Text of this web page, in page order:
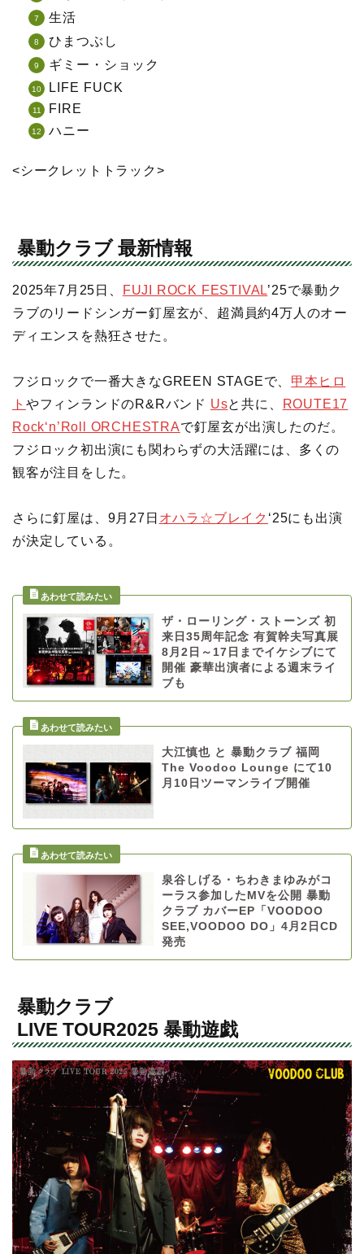
生活
ひまつぶし
ギミー・ショック
LIFE FUCK
FIRE
ハニー
<シークレットトラック>
暴動クラブ 最新情報
2025年7月25日、 FUJI ROCK FESTIVAL’25で暴動ク
ラブのリードシンガー釘屋玄が、超満員約4万人のオー
ディエンスを熱狂させた。
フジロックで一番大きなGREEN STAGEで、 甲本ヒロ
ト やフィンランドのR&Rバンド Usと共に、
ROUTE17
Rock‘n’Roll ORCHESTRAで釘屋玄が出演したのだ。
フジロック初出演にも関わらずの大活躍には、多くの
観客が注目をした。
さらに釘屋は、9月27日 オハラ☆ブレイク ‘25にも出演
が決定している。
ザ・ローリング・ストーンズ 初
来日35周年記念 有賀幹夫写真展
8月2日～17日までイケシブにて
開催 豪華出演者による週末ライ
ブも
大江慎也 と 暴動クラブ 福岡
The Voodoo Lounge にて10
月10日ツーマンライブ開催
泉谷しげる・ちわきまゆみがコ
ーラス参加したMVを公開 暴動
クラブ カバーEP「VOODOO
SEE,VOODOO DO」4月2日CD
発売
暴動クラブ
LIVE TOUR2025 暴動遊戯